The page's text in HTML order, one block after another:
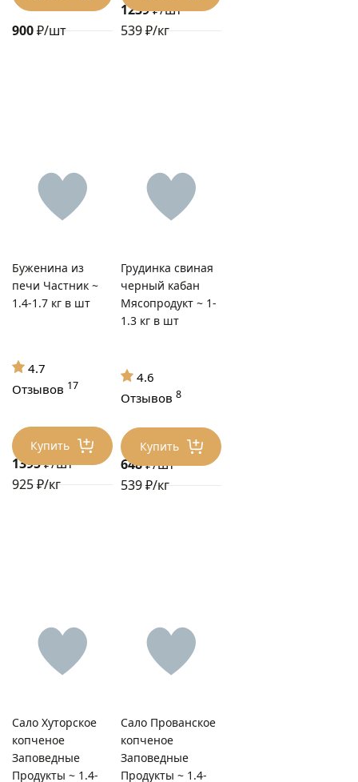
900₽/шт
1239₽/шт
539 ₽/кг
Купить
1395₽/шт
925 ₽/кг
Буженина из
печи Частник ~
1.4-1.7 кг в шт
4.7
Отзывов 17
Купить
648₽/шт
539 ₽/кг
Грудинка свиная
черный кабан
Мясопродукт ~ 1-
1.3 кг в шт
4.6
Отзывов8
Сало Хуторское
копченое
Заповедные
Продукты ~ 1.4-
Сало Прованское
копченое
Заповедные
Продукты ~ 1.4-